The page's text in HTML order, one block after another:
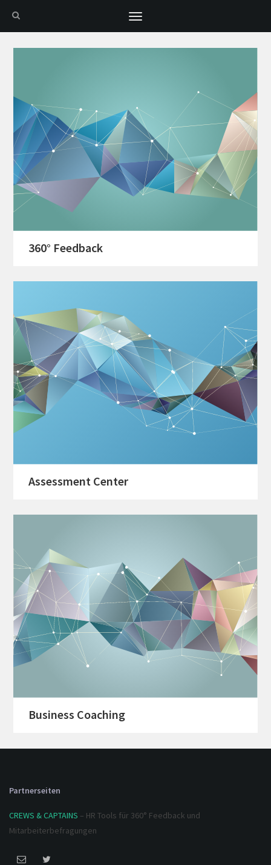
Toggle
navigation
360° Feedback
Assessment Center
Business Coaching
Partnerseiten
CREWS & CAPTAINS – HR Tools für 360° Feedback und
Mitarbeiterbefragungen